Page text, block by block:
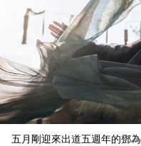
五月剛迎來出道五週年的鄧